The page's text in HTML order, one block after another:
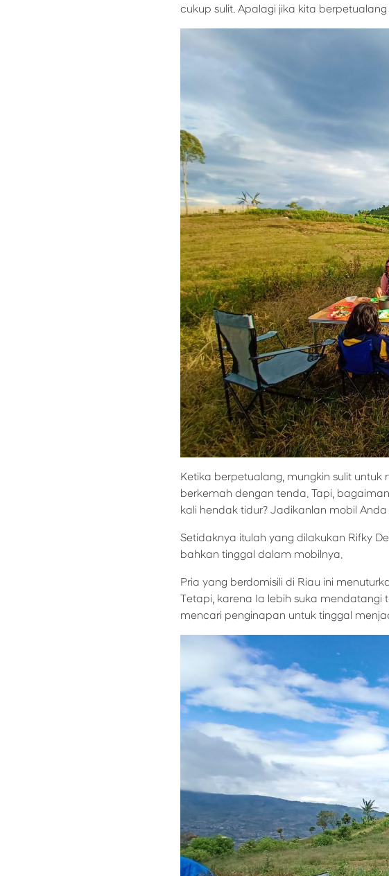
cukup sulit. Apalagi jika kita
Ketika berpetualang, mungkin sulit
berkemah dengan tenda. Tapi,
kali hendak tidur? Jadikanlan mobil
Setidaknya itulah yang dilakukan Rifky
bahkan tinggal dalam mobilnya.
Pria yang berdomisili di Riau ini
Tetapi, karena Ia lebih suka
mencari penginapan untuk tinggal